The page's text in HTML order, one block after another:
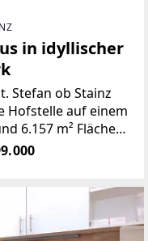
in idyllischer
Stefan ob Stainz
Hofstelle auf einem
6.157 m² Fläche.
eines